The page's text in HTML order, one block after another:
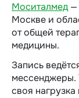
Моситалмед—
Москве и
от общей
медицины.
Запись
мессенджеры.
своя